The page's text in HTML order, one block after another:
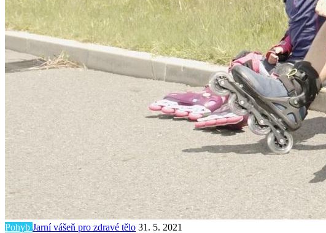
Pohyb Jarní vášeň pro zdravé tělo 31. 5. 2021